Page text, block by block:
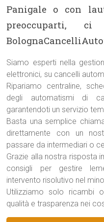
Panigale o con
preoccuparti,
Siamo esperti nella
elettronici, su cancelli
Ripariamo centraline,
degli automatismi di
garantendoti un servizio
Basta una semplice
direttamente con un
passare da intermediari o
Grazie alla nostra risposta
consigli per gestire
intervento risolutivo nel
Utilizziamo solo ricambi
qualità e trasparenza nei